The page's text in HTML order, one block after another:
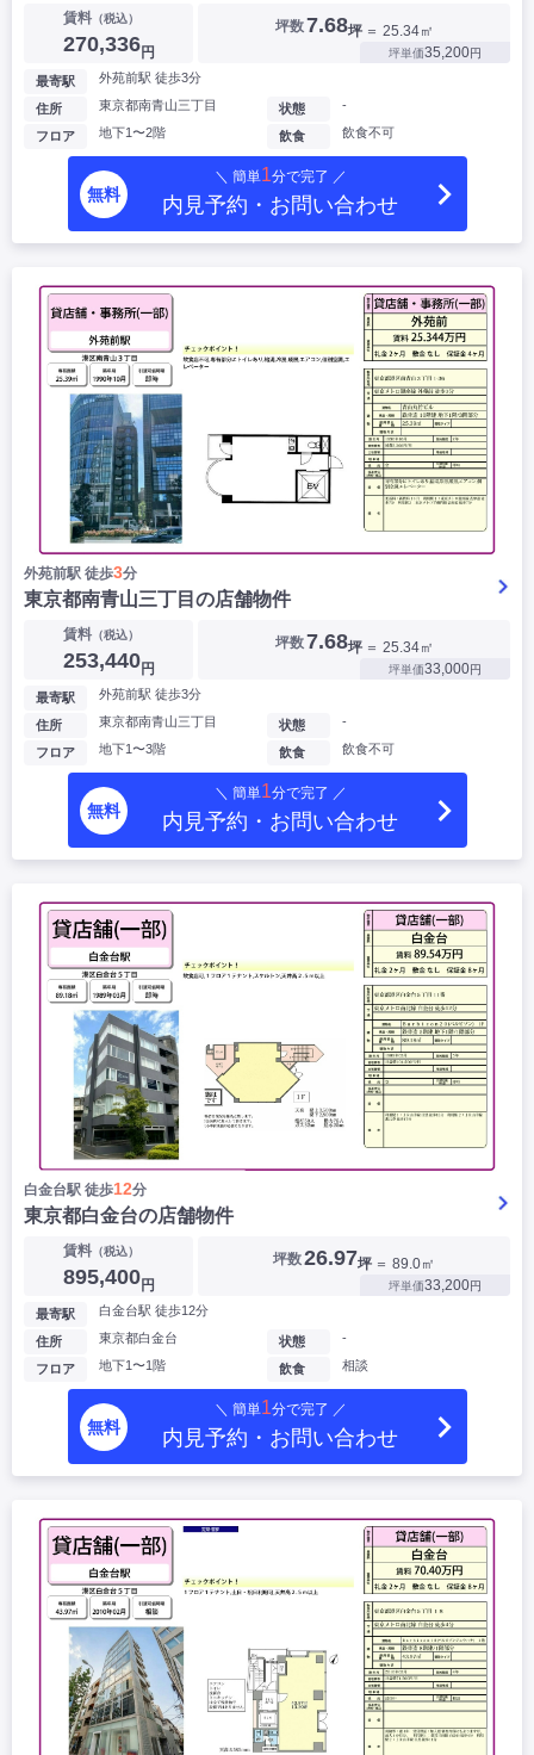
賃料（税込）
270,336円
坪数7.68坪 ＝ 25.34㎡
坪単価35,200円
最寄駅 外苑前駅 徒歩3分
住所 東京都南青山三丁目
フロア 地下1〜2階
状態 -
飲食 飲食不可
無料
＼ 簡単1分で完了 ／
内見予約・お問い合わせ
外苑前駅 徒歩3分
東京都南青山三丁目の店舗物件
賃料（税込）
253,440円
坪数7.68坪 ＝ 25.34㎡
坪単価33,000円
最寄駅 外苑前駅 徒歩3分
住所 東京都南青山三丁目
フロア 地下1〜3階
状態 -
飲食 飲食不可
無料
＼ 簡単1分で完了 ／
内見予約・お問い合わせ
白金台駅 徒歩12分
東京都白金台の店舗物件
賃料（税込）
895,400円
坪数26.97坪 ＝ 89.0㎡
坪単価33,200円
最寄駅 白金台駅 徒歩12分
住所 東京都白金台
フロア 地下1〜1階
状態 -
飲食 相談
無料
＼ 簡単1分で完了 ／
内見予約・お問い合わせ